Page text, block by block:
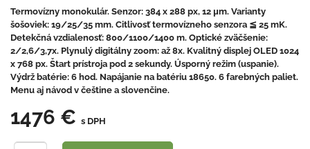
Termovízny monokulár. Senzor: 384 x 288 px, 12 μm. Varianty
šošoviek: 19/25/35 mm. Citlivosť termovízneho senzora ≦ 25 mK.
Detekčná vzdialenosť: 800/1100/1400 m. Optické zväčšenie:
2/2,6/3,7x. Plynulý digitálny zoom: až 8x. Kvalitný displej OLED 1024
x 768 px. Štart prístroja pod 2 sekundy. Úsporný režim (uspanie).
Výdrž batérie: 6 hod. Napájanie na batériu 18650. 6 farebných paliet.
Menu aj návod v češtine a slovenčine.
1476 € s DPH